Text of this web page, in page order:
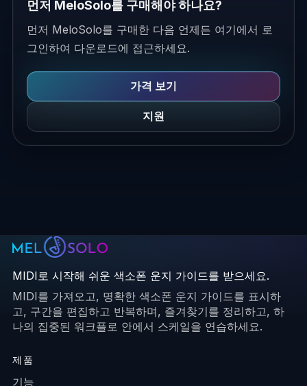
먼저 MeloSolo를 구매해야 하나요?
먼저 MeloSolo를 구매한 다음 언제든 여기에서 로
그인하여 다운로드에 접근하세요.
가격 보기
지원
MIDI로 시작해 쉬운 색소폰 운지 가이드를 받으세요.
MIDI를 가져오고, 명확한 색소폰 운지 가이드를 표시하
고, 구간을 편집하고 반복하며, 즐겨찾기를 정리하고, 하
나의 집중된 워크플로 안에서 스케일을 연습하세요.
제품
기능